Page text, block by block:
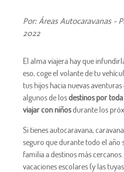
Por: Áreas Autocaravanas -
2022
El alma viajera hay que
eso, coge el volante de tu
tus hijos hacia nuevas
algunos de losdestinos por
viajar con niñosdurante los
Si tienes autocaravana,
seguro que durante todo el año
familia a destinos más
vacaciones escolares (y las